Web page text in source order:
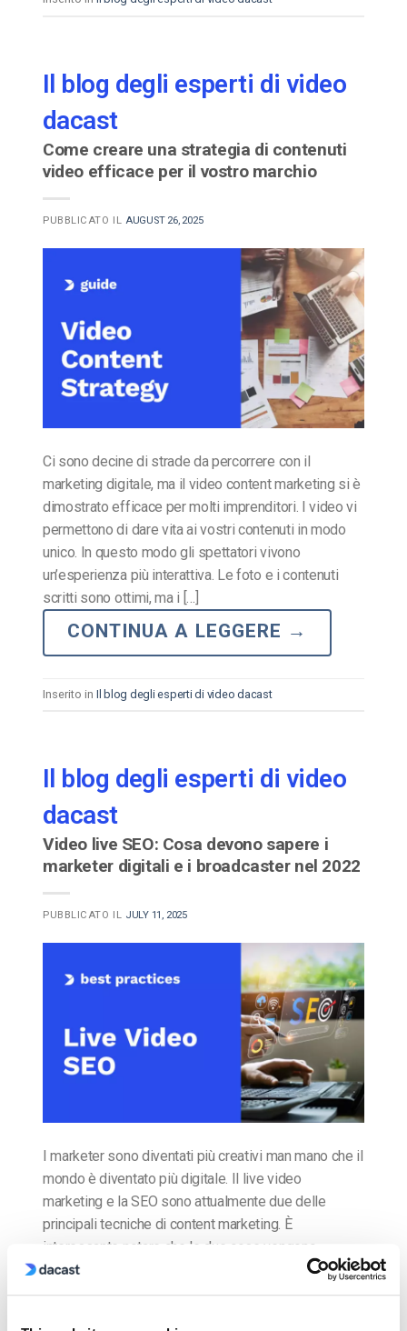
Il blog degli esperti di video
dacast
Come creare una strategia di contenuti
video efficace per il vostro marchio
PUBBLICATO IL AUGUST 26, 2025
Ci sono decine di strade da percorrere con il
marketing digitale, ma il video content marketing si è
dimostrato efficace per molti imprenditori. I video vi
permettono di dare vita ai vostri contenuti in modo
unico. In questo modo gli spettatori vivono
un’esperienza più interattiva. Le foto e i contenuti
scritti sono ottimi, ma i […]
CONTINUA A LEGGERE →
Inserito in Il blog degli esperti di video dacast
Il blog degli esperti di video
dacast
Video live SEO: Cosa devono sapere i
marketer digitali e i broadcaster nel 2022
PUBBLICATO IL JULY 11, 2025
I marketer sono diventati più creativi man mano che il
mondo è diventato più digitale. Il live video
marketing e la SEO sono attualmente due delle
principali tecniche di content marketing. È
interessante notare che le due cose vengono
utilizzate all’unisono per creare una bestia di
marketing che raggiunge un pubblico caldo e crea